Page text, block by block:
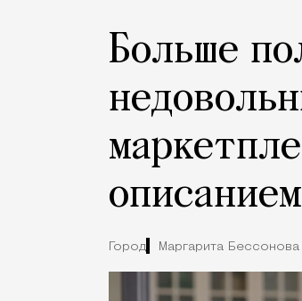
Больше
описанием
Город Маргарита Бессонова